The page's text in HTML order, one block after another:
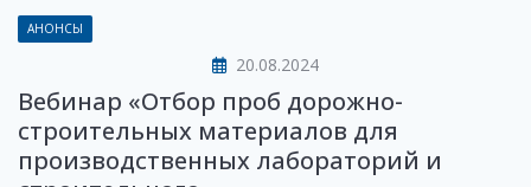
АНОНСЫ
20.08.2024
Вебинар «Отбор проб дорожно-
строительных материалов для
производственных лабораторий и